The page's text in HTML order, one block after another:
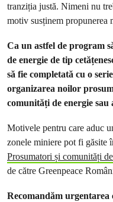
tranziția justă. Nimeni nu
motiv susținem propunerea
Ca un astfel de program
de energie de tip
să fie completată cu o
organizarea noilor
comunități de energie sau
Motivele pentru care aduc
zonele miniere pot fi găsite
Prosumatori și comunități
de către Greenpeace
Recomandăm